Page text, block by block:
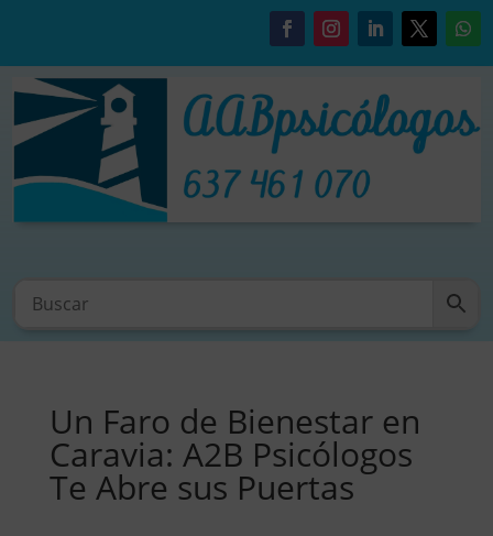
Un Faro de Bienestar en
Caravia: A2B Psicólogos
Te Abre sus Puertas